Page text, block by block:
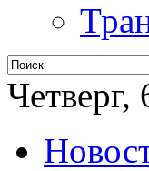
Четверг,